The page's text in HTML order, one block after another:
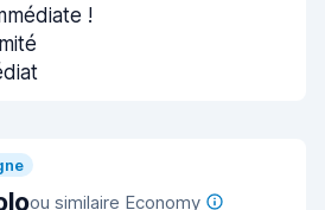
!
ou similaire Economy